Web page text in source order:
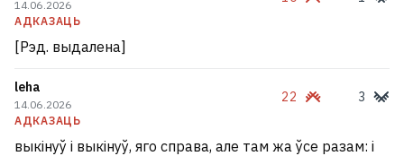
14.06.2026
АДКАЗАЦЬ
[Рэд. выдалена]
leha
14.06.2026
АДКАЗАЦЬ
22 3
выкінуў і выкінуў, яго справа, але там жа ўсе разам: і